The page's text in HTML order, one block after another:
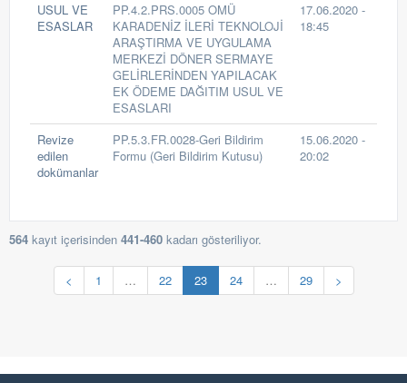
USUL VE
ESASLAR
PP.4.2.PRS.0005 OMÜ
KARADENİZ İLERİ TEKNOLOJİ
ARAŞTIRMA VE UYGULAMA
MERKEZİ DÖNER SERMAYE
GELİRLERİNDEN YAPILACAK
EK ÖDEME DAĞITIM USUL VE
ESASLARI
17.06.2020 -
18:45
Revize
edilen
dokümanlar
PP.5.3.FR.0028-Geri Bildirim
Formu (Geri Bildirim Kutusu)
15.06.2020 -
20:02
564 kayıt içerisinden 441-460 kadarı gösteriliyor.
< 1 … 22 23 24 … 29 >
v1.8.20 EN